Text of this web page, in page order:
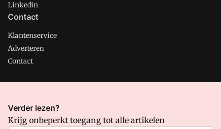
Linkedin
Contact
Klantenservice
Adverteren
Contact
CMweb is onderdeel van VMN media. Lees in
waar VMN media voor staat. Op gebruik van deze site zijn de
Verder lezen?
Krijg onbeperkt toegang tot alle artikelen